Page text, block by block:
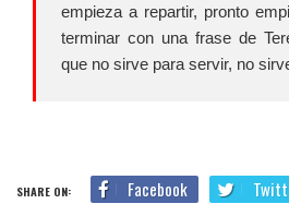
empieza a repartir, pronto
terminar con una frase de
que no sirve para servir, no
SHARE ON: Facebook